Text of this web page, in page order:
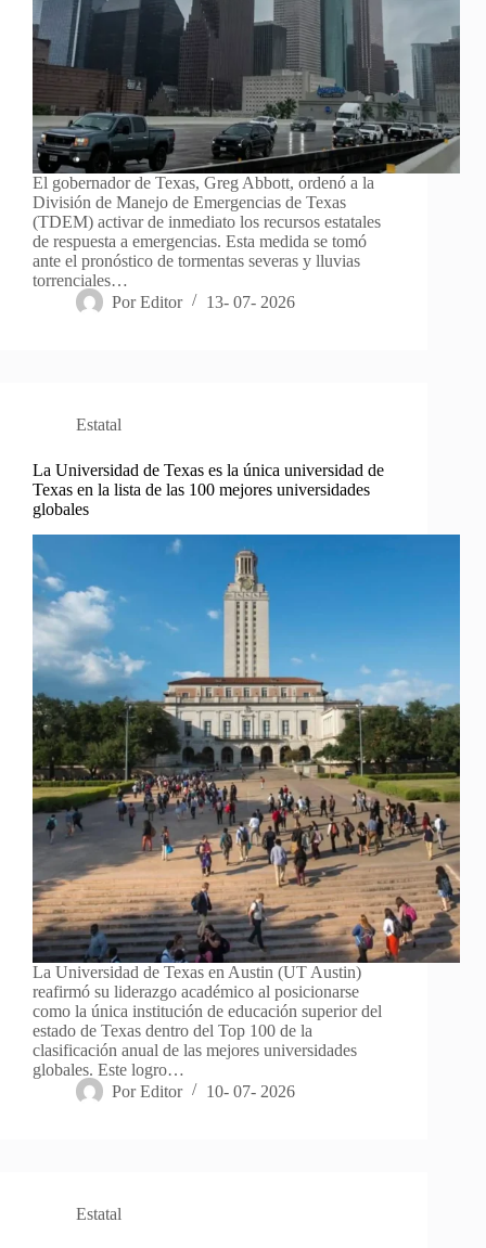
El gobernador de Texas, Greg Abbott, ordenó a la
División de Manejo de Emergencias de Texas
(TDEM) activar de inmediato los recursos estatales
de respuesta a emergencias. Esta medida se tomó
ante el pronóstico de tormentas severas y lluvias
torrenciales…
Por Editor 13- 07- 2026
Estatal
La Universidad de Texas es la única universidad de
Texas en la lista de las 100 mejores universidades
globales
La Universidad de Texas en Austin (UT Austin)
reafirmó su liderazgo académico al posicionarse
como la única institución de educación superior del
estado de Texas dentro del Top 100 de la
clasificación anual de las mejores universidades
globales. Este logro…
Por Editor 10- 07- 2026
Estatal